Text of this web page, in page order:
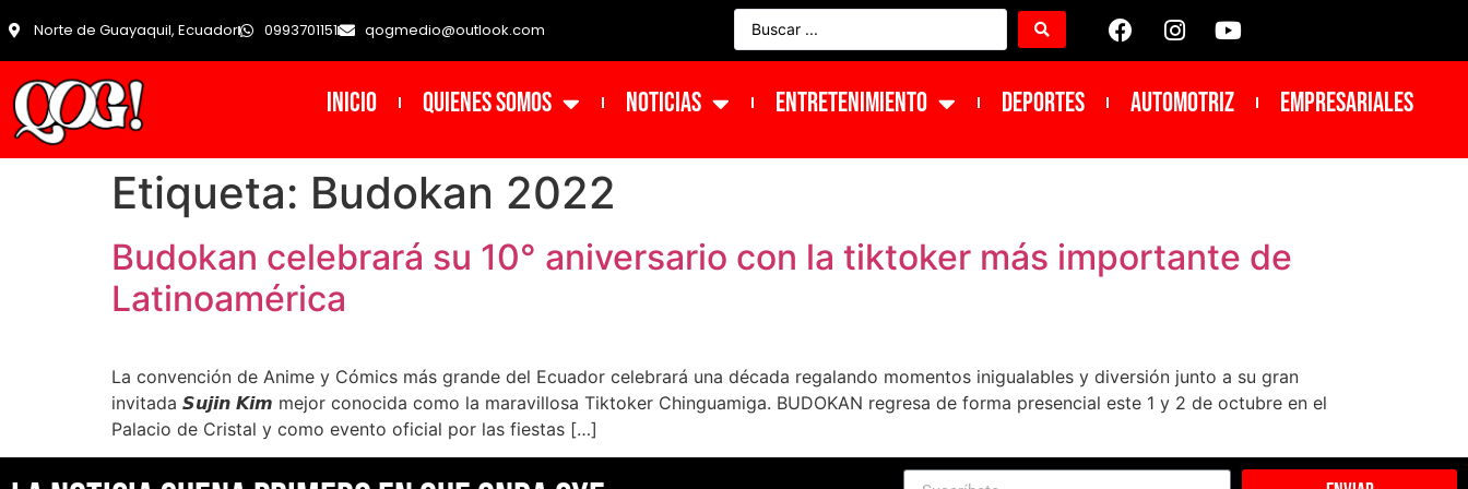
Norte de Guayaquil, Ecuador 0993701151 qogmedio@outlook.com
INICIO Quienes Somos NOTICIAS ENTRETENIMIENTO DEPORTES Automotriz Empresariales
Etiqueta: Budokan 2022
Budokan celebrará su 10° aniversario con la tiktoker más importante de
Latinoamérica
La convención de Anime y Cómics más grande del Ecuador celebrará una década regalando momentos inigualables y diversión junto a su gran
invitada 𝙎𝙪𝙟𝙞𝙣 𝙆𝙞𝙢 mejor conocida como la maravillosa Tiktoker Chinguamiga. BUDOKAN regresa de forma presencial este 1 y 2 de octubre en el
Palacio de Cristal y como evento oficial por las fiestas […]